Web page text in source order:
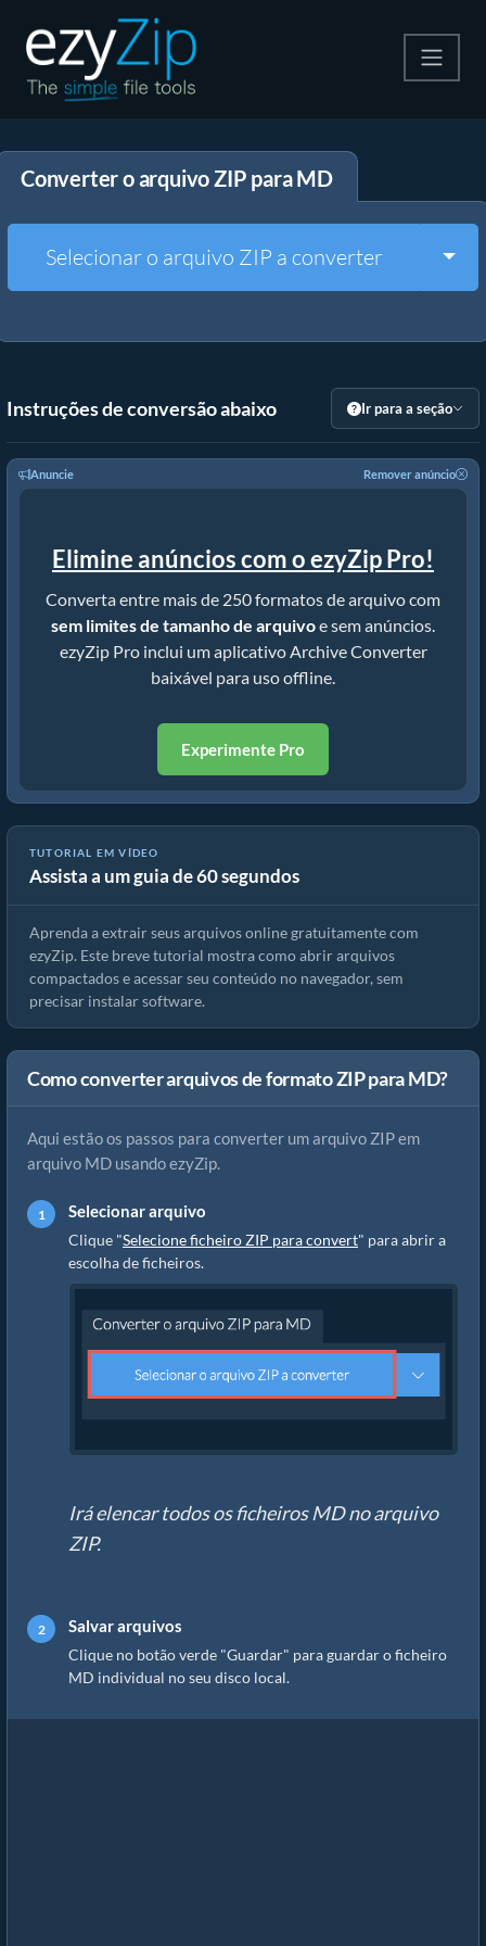
Descompactar
Outras Ferramentas
Converter o arquivo ZIP para MD
Selecionar o arquivo ZIP a converter
Instruções de conversão abaixo Ir para a seção
Anuncie Remover anúncio
Elimine anúncios com o ezyZip Pro!
Converta entre mais de 250 formatos de arquivo com
sem limites de tamanho de arquivoe sem anúncios.
ezyZip Pro inclui um aplicativo Archive Converter
baixável para uso offline.
Experimente Pro
TUTORIAL EM VÍDEO
Assista a um guia de 60 segundos
Como extrair arquivos online com ezyZip (grátis, sem instalação)
Aprenda a extrair seus arquivos online gratuitamente com
ezyZip. Este breve tutorial mostra como abrir arquivos
compactados e acessar seu conteúdo no navegador, sem
precisar instalar software.
Como converter arquivos de formato ZIP para MD?
Aqui estão os passos para converter um arquivo ZIP em
arquivo MD usando ezyZip.
Selecionar arquivo
Clique "Selecione ficheiro ZIP para convert" para abrir a
escolha de ficheiros.
Irá elencar todos os ficheiros MD no arquivo
ZIP.
Salvar arquivos
Clique no botão verde "Guardar" para guardar o ficheiro
MD individual no seu disco local.